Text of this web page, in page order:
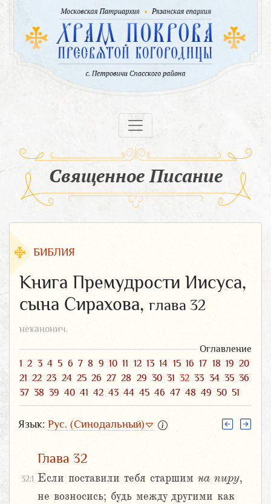
Священное Писание
БИБЛИЯ
Книга Премудрости Иисуса,
сына Сирахова, глава 32
неканонич.
Оглавление
1 2 3 4 5 6 7 8 9 10 11 12 13 14 15 16 17 18 19 20
21 22 23 24 25 26 27 28 29 30 31 32 33 34 35 36
37 38 39 40 41 42 43 44 45 46 47 48 49 50 51
Язык: Рус. (Синодальный)
Глава 32
32:1 Если поставили тебя старшим на пиру,
не возносись; будь между другими как